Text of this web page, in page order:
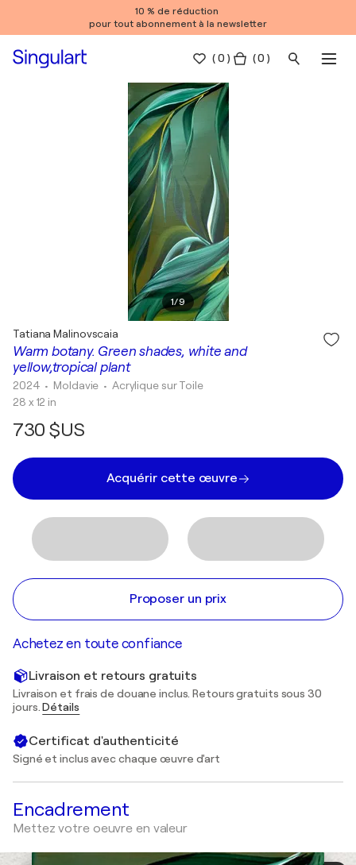
10 % de réduction
pour tout abonnement à la newsletter
(0 ) ( 0 )
1/9
Warm botany. Green shades, white and
yellow,tropical plant
Tatiana Malinovscaia
2024 • Moldavie • Acrylique sur Toile
28 x 12 in
730 $US
Acquérir cette œuvre
Proposer un prix
Achetez en toute confiance
Livraison et retours gratuits
Livraison et frais de douane inclus. Retours gratuits sous 30
jours.Détails
Certificat d'authenticité
Signé et inclus avec chaque œuvre d'art
Encadrement
Mettez votre oeuvre en valeur